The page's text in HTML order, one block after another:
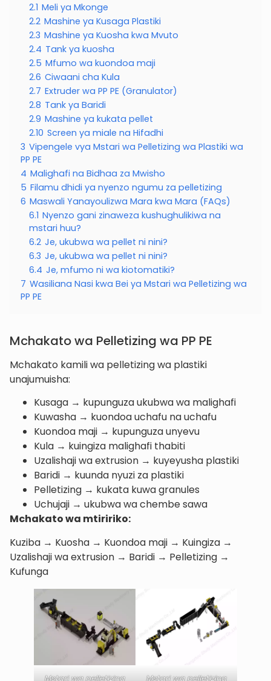
2.1 Meli ya Mkonge
2.2 Mashine ya Kusaga Plastiki
2.3 Mashine ya Kuosha kwa Mvuto
2.4 Tank ya kuosha
2.5 Mfumo wa kuondoa maji
2.6 Ciwaani cha Kula
2.7 Extruder wa PP PE (Granulator)
2.8 Tank ya Baridi
2.9 Mashine ya kukata pellet
2.10 Screen ya miale na Hifadhi
3 Vipengele vya Mstari wa Pelletizing wa Plastiki wa
PP PE
4 Malighafi na Bidhaa za Mwisho
5 Filamu dhidi ya nyenzo ngumu za pelletizing
6 Maswali Yanayoulizwa Mara kwa Mara (FAQs)
6.1 Nyenzo gani zinaweza kushughulikiwa na
mstari huu?
6.2 Je, ukubwa wa pellet ni nini?
6.3 Je, ukubwa wa pellet ni nini?
6.4 Je, mfumo ni wa kiotomatiki?
7 Wasiliana Nasi kwa Bei ya Mstari wa Pelletizing wa
PP PE
Mchakato wa Pelletizing wa PP PE
Mchakato kamili wa pelletizing wa plastiki
unajumuisha:
Kusaga → kupunguza ukubwa wa malighafi
Kuwasha → kuondoa uchafu na uchafu
Kuondoa maji → kupunguza unyevu
Kula → kuingiza malighafi thabiti
Uzalishaji wa extrusion → kuyeyusha plastiki
Baridi → kuunda nyuzi za plastiki
Pelletizing → kukata kuwa granules
Uchujaji → ukubwa wa chembe sawa
Mchakato wa mtiririko:
Kuziba → Kuosha → Kuondoa maji → Kuingiza →
Uzalishaji wa extrusion → Baridi → Pelletizing →
Kufunga
Mstari wa pelletizing Mstari wa pelletizing